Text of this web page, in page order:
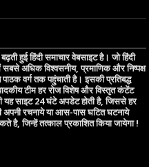
हुई हिंदी समाचार वेबसाइट है। जो हिंदी
सबसे अधिक विश्वसनीय, प्रमाणिक और निष्पक्ष
वर्ग तक पहुंचाती है। इसकी प्रतिबद्ध
टीम हर रोज विशेष और विस्तृत कंटेंट
यह साइट 24 घंटे अपडेट होती है, जिससे हर
रचनाये या आस-पास घटित घटनाये
है, जिन्हें तत्काल प्रकाशित किया जायेगा !